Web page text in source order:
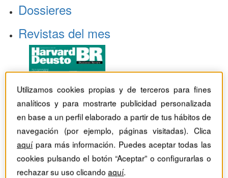
Dossieres
Revistas del mes
Utilizamos cookies propias y de terceros para fines
analíticos y para mostrarte publicidad personalizada
en base a un perfil elaborado a partir de tus hábitos de
navegación (por ejemplo, páginas visitadas). Clica
aquípara más información. Puedes aceptar todas las
cookies pulsando el botón “Aceptar” o configurarlas o
rechazar su uso clicandoaquí.